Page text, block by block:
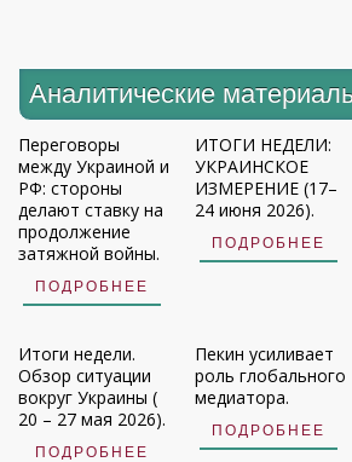
Аналитические
Переговоры
между Украиной и
РФ: стороны
делают ставку на
продолжение
затяжной войны.
ПОДРОБНЕЕ
ИТОГИ НЕДЕЛИ:
УКРАИНСКОЕ
ИЗМЕРЕНИЕ (17–
24 июня 2026).
ПОДРОБНЕЕ
Итоги недели.
Обзор ситуации
вокруг Украины (
20 – 27 мая 2026).
ПОДРОБНЕЕ
Пекин усиливает
роль глобального
медиатора.
ПОДРОБНЕЕ